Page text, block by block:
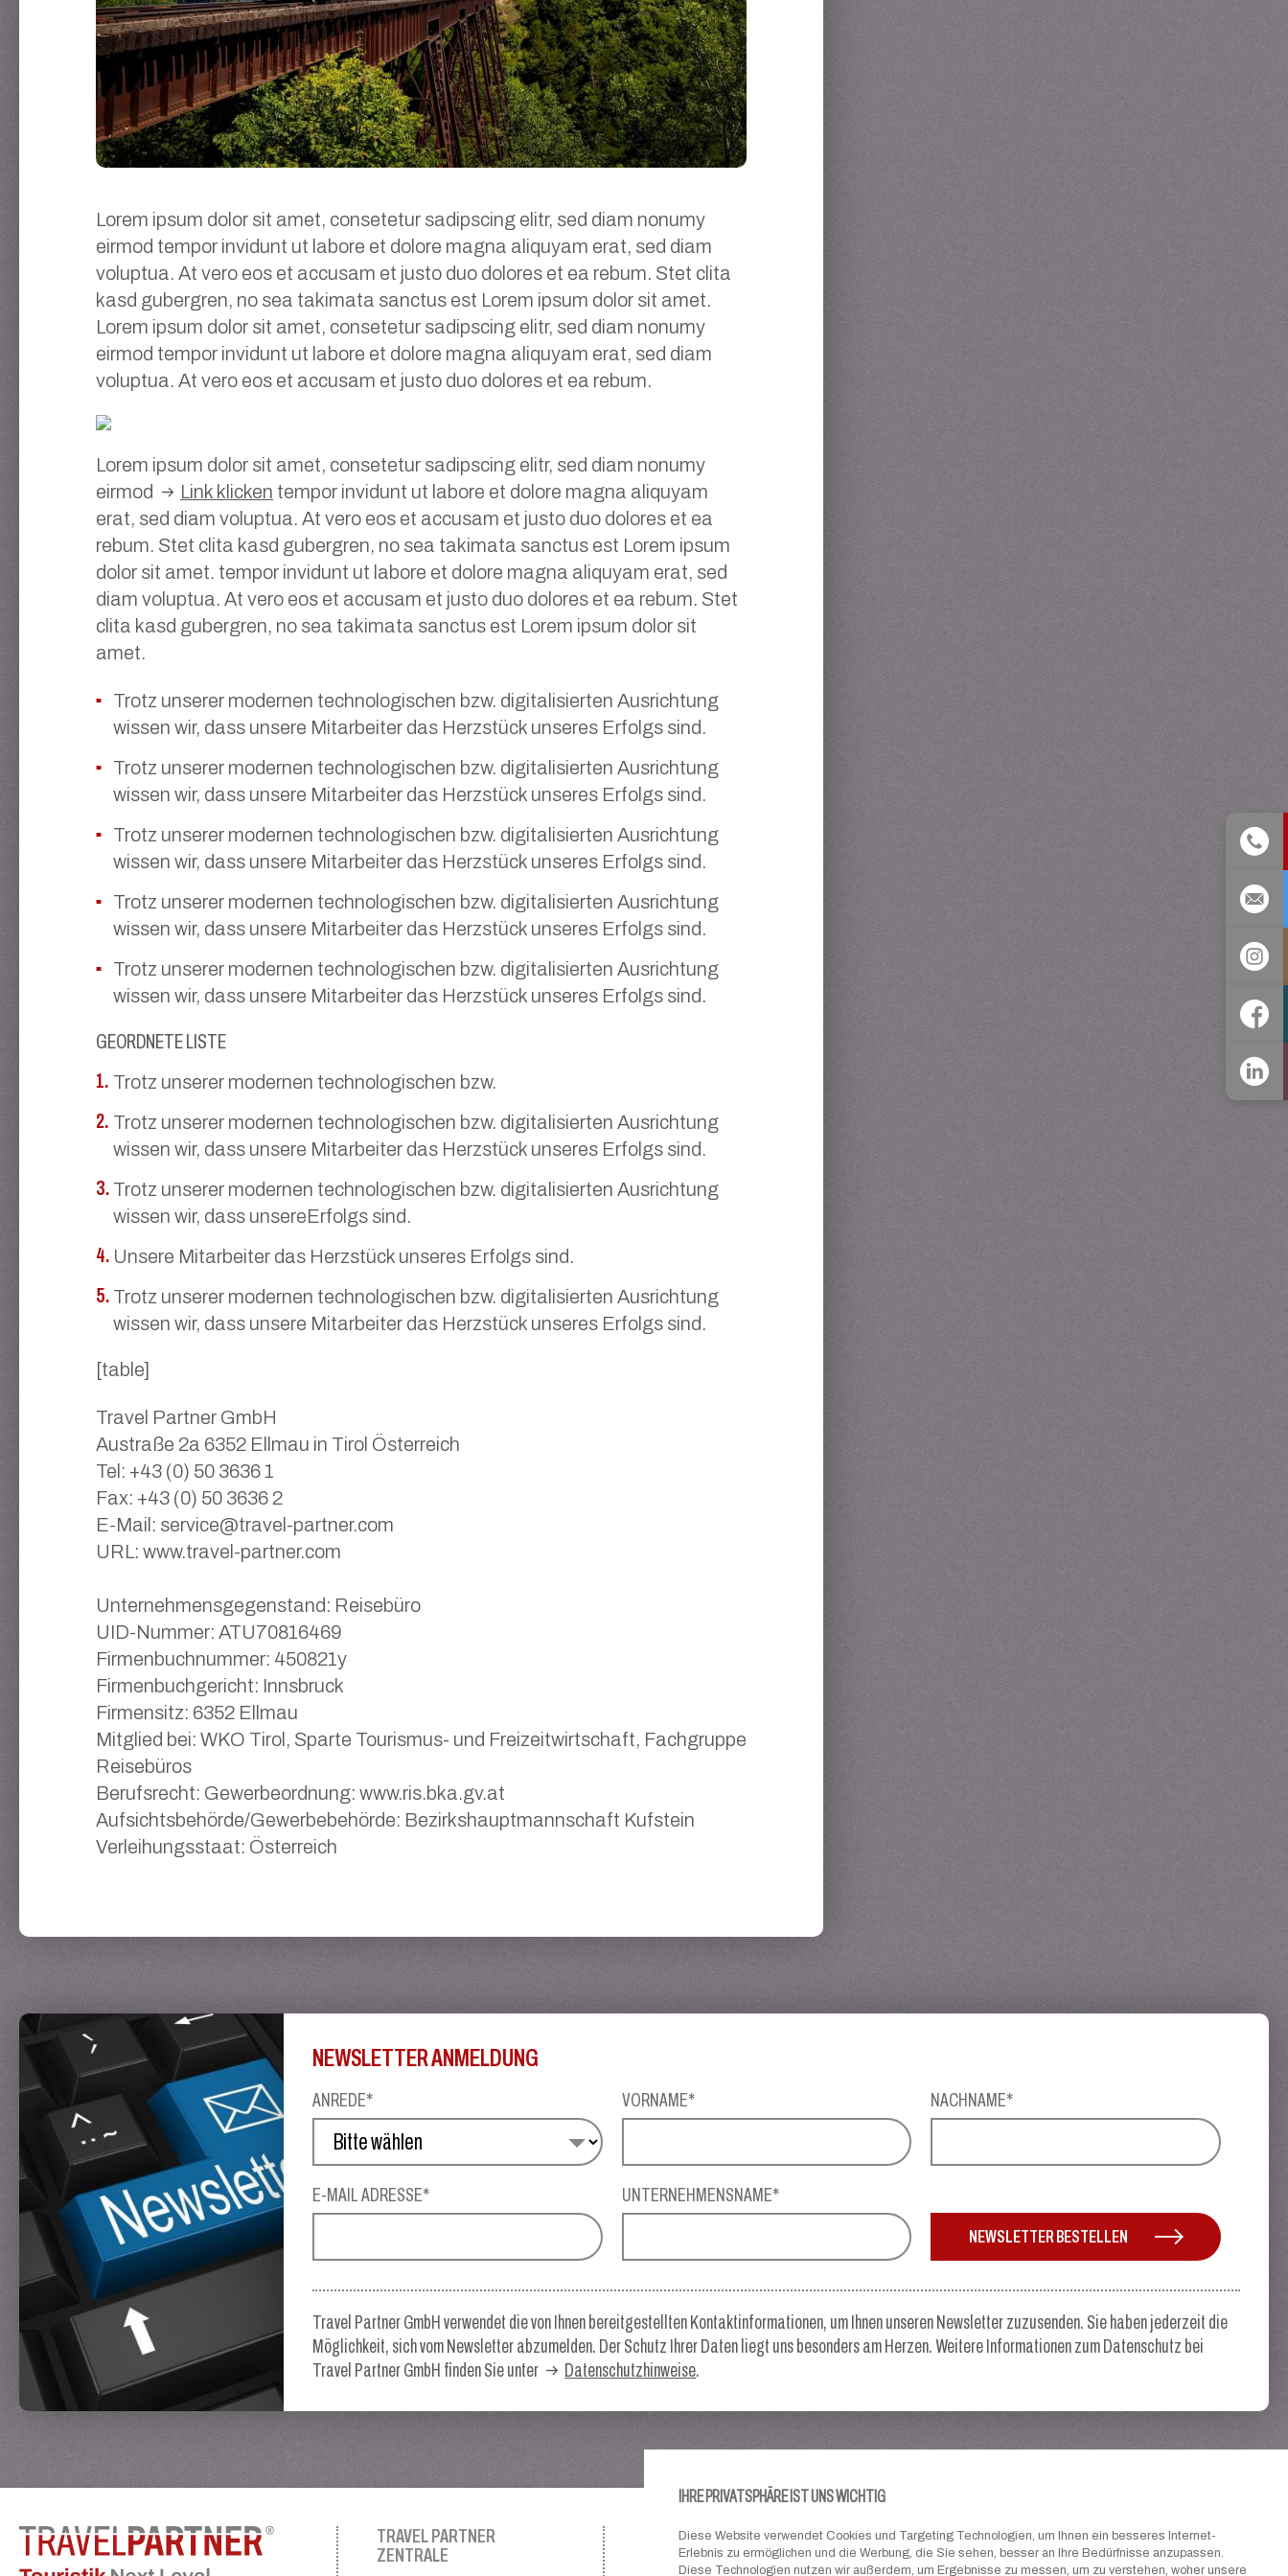
IHRE PRIVATSPHÄRE IST UNS WICHTIG
Diese Website verwendet Cookies und Targeting Technologien, um Ihnen ein besseres Internet-
Erlebnis zu ermöglichen und die Werbung, die Sie sehen, besser an Ihre Bedürfnisse anzupassen.
Diese Technologien nutzen wir außerdem, um Ergebnisse zu messen, um zu verstehen, woher unsere
Lorem ipsum dolor sit amet, consetetur sadipscing elitr, sed diam nonumy
eirmod tempor invidunt ut labore et dolore magna aliquyam erat, sed diam
voluptua. At vero eos et accusam et justo duo dolores et ea rebum. Stet clita
kasd gubergren, no sea takimata sanctus est Lorem ipsum dolor sit amet.
Lorem ipsum dolor sit amet, consetetur sadipscing elitr, sed diam nonumy
eirmod tempor invidunt ut labore et dolore magna aliquyam erat, sed diam
voluptua. At vero eos et accusam et justo duo dolores et ea rebum.
Lorem ipsum dolor sit amet, consetetur sadipscing elitr, sed diam nonumy
eirmod
Link klickentempor invidunt ut labore et dolore magna aliquyam
erat, sed diam voluptua. At vero eos et accusam et justo duo dolores et ea
rebum. Stet clita kasd gubergren, no sea takimata sanctus est Lorem ipsum
dolor sit amet. tempor invidunt ut labore et dolore magna aliquyam erat, sed
diam voluptua. At vero eos et accusam et justo duo dolores et ea rebum. Stet
clita kasd gubergren, no sea takimata sanctus est Lorem ipsum dolor sit
amet.
Trotz unserer modernen technologischen bzw. digitalisierten Ausrichtung
wissen wir, dass unsere Mitarbeiter das Herzstück unseres Erfolgs sind.
Trotz unserer modernen technologischen bzw. digitalisierten Ausrichtung
wissen wir, dass unsere Mitarbeiter das Herzstück unseres Erfolgs sind.
Trotz unserer modernen technologischen bzw. digitalisierten Ausrichtung
wissen wir, dass unsere Mitarbeiter das Herzstück unseres Erfolgs sind.
Trotz unserer modernen technologischen bzw. digitalisierten Ausrichtung
wissen wir, dass unsere Mitarbeiter das Herzstück unseres Erfolgs sind.
Trotz unserer modernen technologischen bzw. digitalisierten Ausrichtung
wissen wir, dass unsere Mitarbeiter das Herzstück unseres Erfolgs sind.
GEORDNETE LISTE
Trotz unserer modernen technologischen bzw.
Trotz unserer modernen technologischen bzw. digitalisierten Ausrichtung
wissen wir, dass unsere Mitarbeiter das Herzstück unseres Erfolgs sind.
Trotz unserer modernen technologischen bzw. digitalisierten Ausrichtung
wissen wir, dass unsereErfolgs sind.
Unsere Mitarbeiter das Herzstück unseres Erfolgs sind.
Trotz unserer modernen technologischen bzw. digitalisierten Ausrichtung
wissen wir, dass unsere Mitarbeiter das Herzstück unseres Erfolgs sind.
[table]
Travel Partner GmbH
Austraße 2a 6352 Ellmau in Tirol Österreich
Tel: +43 (0) 50 3636 1
Fax: +43 (0) 50 3636 2
E-Mail: service@travel-partner.com
URL: www.travel-partner.com
Unternehmensgegenstand: Reisebüro
UID-Nummer: ATU70816469
Firmenbuchnummer: 450821y
Firmenbuchgericht: Innsbruck
Firmensitz: 6352 Ellmau
Mitglied bei: WKO Tirol, Sparte Tourismus- und Freizeitwirtschaft, Fachgruppe
Reisebüros
Berufsrecht: Gewerbeordnung: www.ris.bka.gv.at
Aufsichtsbehörde/Gewerbebehörde: Bezirkshauptmannschaft Kufstein
Verleihungsstaat: Österreich
NEWSLETTER ANMELDUNG
ANREDE* VORNAME* NACHNAME*
E-MAIL ADRESSE* UNTERNEHMENSNAME*
NEWSLETTER BESTELLEN
Travel Partner GmbH verwendet die von Ihnen bereitgestellten Kontaktinformationen, um Ihnen unseren Newsletter zuzusenden. Sie haben jederzeit die
Möglichkeit, sich vom Newsletter abzumelden. Der Schutz Ihrer Daten liegt uns besonders am Herzen. Weitere Informationen zum Datenschutz bei
Travel Partner GmbH finden Sie unter
Datenschutzhinweise.
TRAVEL PARTNER
ZENTRALE
UNSERE VERBÄNDE